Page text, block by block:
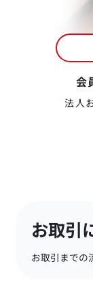
会
法人
お取引
お取引までの